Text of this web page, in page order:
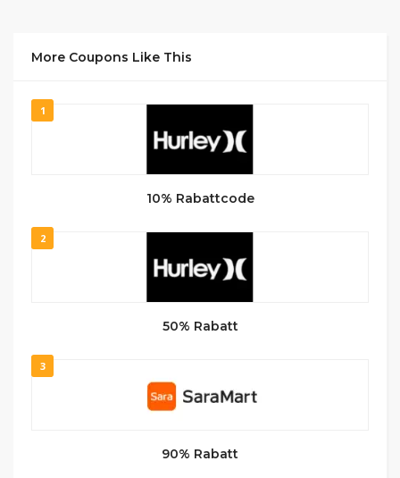
More Coupons Like This
1
10% Rabattcode
2
50% Rabatt
3
90% Rabatt